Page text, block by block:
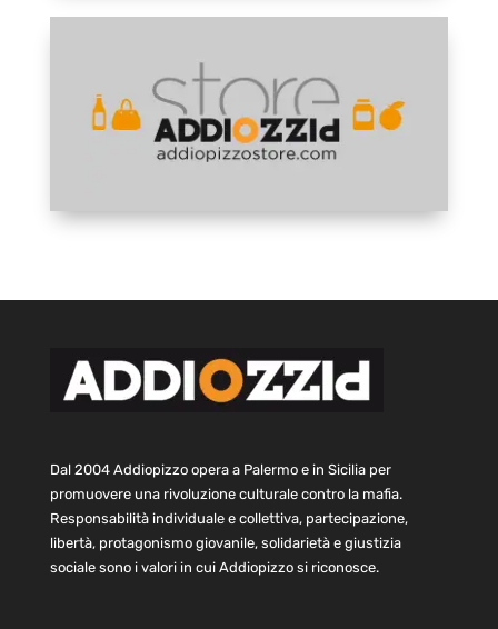
Dal 2004 Addiopizzo opera a Palermo e in Sicilia per
promuovere una rivoluzione culturale contro la mafia.
Responsabilità individuale e collettiva, partecipazione,
libertà, protagonismo giovanile, solidarietà e giustizia
sociale sono i valori in cui Addiopizzo si riconosce.